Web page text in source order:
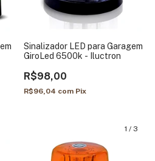
Sinalizador LED para Garagem
GiroLed 6500k - Iluctron
R$98,00
R$96,04 com Pix
1 / 3